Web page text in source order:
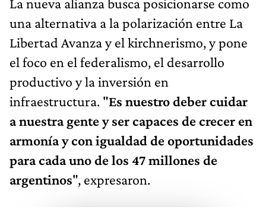
una alternativa a la polarización entre La
Libertad Avanza y el kirchnerismo, y pone
el foco en el federalismo, el desarrollo
productivo y la inversión en
infraestructura. "Es nuestro deber cuidar
a nuestra gente y ser capaces de crecer en
armonía y con igualdad de oportunidades
para cada uno de los 47 millones de
argentinos", expresaron.